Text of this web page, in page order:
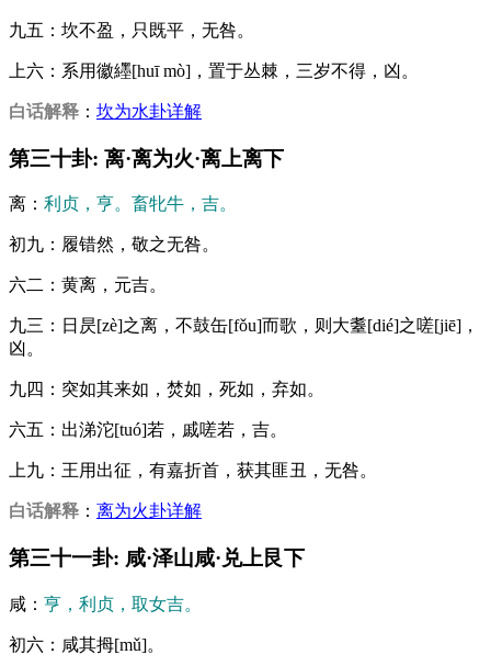
九五：坎不盈，只既平，无咎。
上六：系用徽纆[huī mò]，置于丛棘，三岁不得，凶。
白话解释 ： 坎为水卦详解
第三十卦: 离·离为火·离上离下
离： 利贞，亨。畜牝牛，吉。
初九：履错然，敬之无咎。
六二：黄离，元吉。
九三：日昃[zè]之离，不鼓缶[fǒu]而歌，则大耋[dié]之嗟[jiē]，
凶。
九四：突如其来如，焚如，死如，弃如。
六五：出涕沱[tuó]若，戚嗟若，吉。
上九：王用出征，有嘉折首，获其匪丑，无咎。
白话解释 ： 离为火卦详解
第三十一卦: 咸·泽山咸·兑上艮下
咸： 亨，利贞，取女吉。
初六：咸其拇[mǔ]。